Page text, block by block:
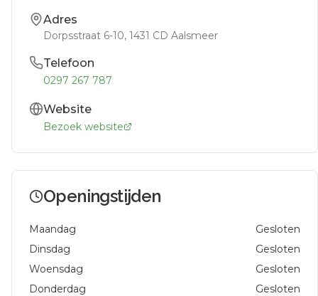
Adres
Dorpsstraat 6-10, 1431 CD Aalsmeer
Telefoon
0297 267 787
Website
Bezoek website
Openingstijden
Maandag
Gesloten
Dinsdag
Gesloten
Woensdag
Gesloten
Donderdag
Gesloten